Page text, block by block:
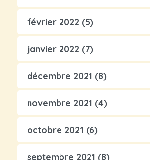
février 2022 (5)
janvier 2022 (7)
décembre 2021 (8)
novembre 2021 (4)
octobre 2021 (6)
septembre 2021 (8)